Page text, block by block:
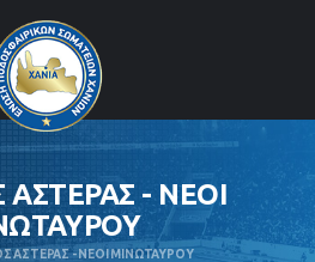
ΑΣΤΕΡΑΣ - ΝΕΟΙ
ΑΣΤΕΡΑΣ - ΝΕΟΙ ΜΙΝΩΤΑΥΡΟΥ